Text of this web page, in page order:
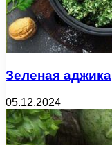
Зеленая аджика
05.12.2024